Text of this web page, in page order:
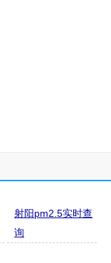
射阳pm2.5实时查
询